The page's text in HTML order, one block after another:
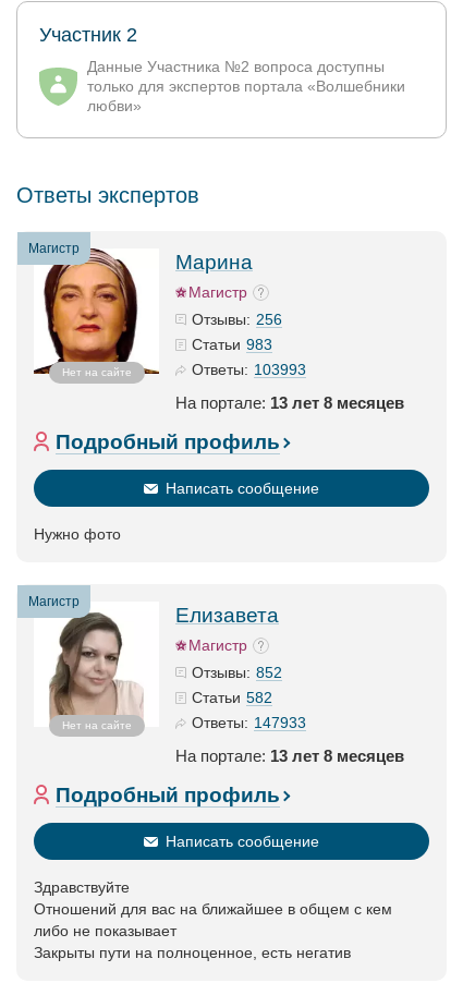
Участник 2
Данные Участника №2 вопроса доступны
только для экспертов портала «Волшебники
любви»
Ответы экспертов
Магистр
Нет на сайте
Марина
Магистр
Отзывы: 256
Статьи 983
Ответы: 103993
На портале: 13 лет 8 месяцев
Подробный профиль
Написать сообщение
Нужно фото
Магистр
Нет на сайте
Елизавета
Магистр
Отзывы: 852
Статьи 582
Ответы: 147933
На портале: 13 лет 8 месяцев
Подробный профиль
Написать сообщение
Здравствуйте
Отношений для вас на ближайшее в общем с кем
либо не показывает
Закрыты пути на полноценное, есть негатив